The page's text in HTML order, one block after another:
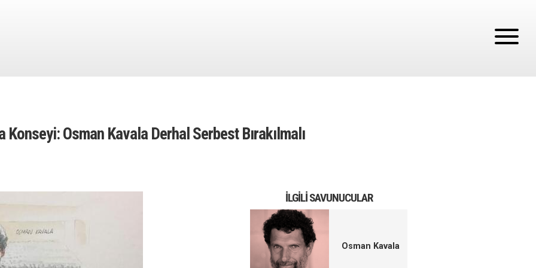
Konseyi: Osman Kavala Derhal Serbest Bırakılmalı
İLGILI SAVUNUCULAR
Osman Kavala